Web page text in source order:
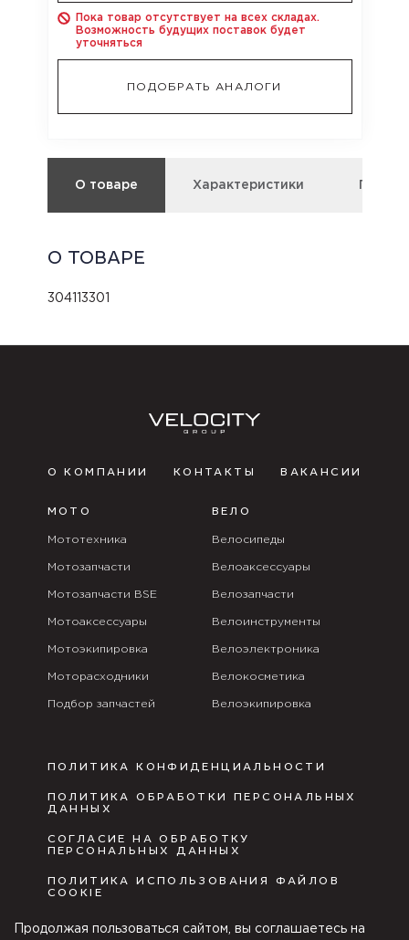
О товаре Характеристики
О ТОВАРЕ
304113301
Пока товар отсутствует на всех складах.
Возможность будущих поставок будет
уточняться
ПОДОБРАТЬ АНАЛОГИ
О КОМПАНИИ КОНТАКТЫ ВАКАНСИИ
МОТО
Мототехника
Мотозапчасти
Мотозапчасти BSE
Мотоаксессуары
Мотоэкипировка
Моторасходники
Подбор запчастей
ВЕЛО
Велосипеды
Велоаксессуары
Велозапчасти
Велоинструменты
Велоэлектроника
Велокосметика
Велоэкипировка
ПОЛИТИКА КОНФИДЕНЦИАЛЬНОСТИ
ПОЛИТИКА ОБРАБОТКИ ПЕРСОНАЛЬНЫХ
ДАННЫХ
СОГЛАСИЕ НА ОБРАБОТКУ
ПЕРСОНАЛЬНЫХ ДАННЫХ
ПОЛИТИКА ИСПОЛЬЗОВАНИЯ ФАЙЛОВ
COOKIE
ПУБЛИЧНАЯ ОФЕРТА
Продолжая пользоваться сайтом, вы соглашаетесь на